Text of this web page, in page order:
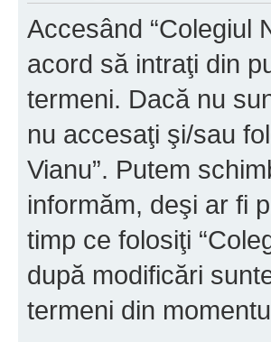
Accesând “Colegiul
acord să intraţi din
termeni. Dacă nu
nu accesaţi şi/sau
Vianu”. Putem
informăm, deşi ar fi
timp ce folosiţi
după modificări
termeni din